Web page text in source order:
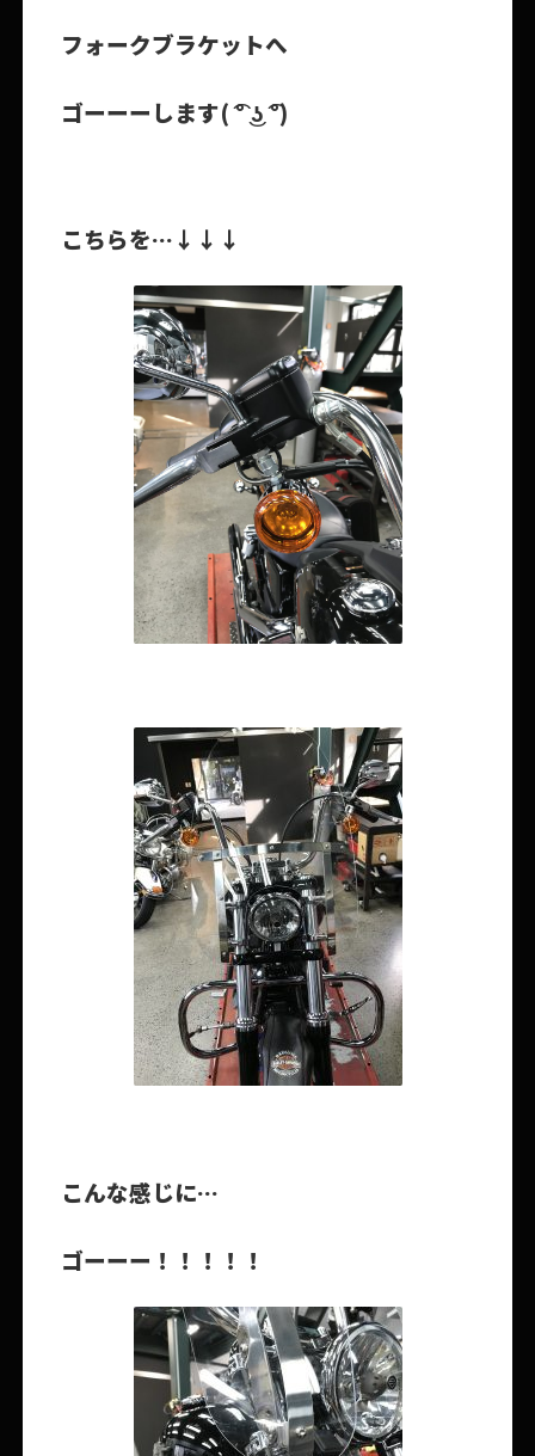
フォークブラケットへ
ゴーーーします( ͡° ͜ʖ ͡°)
こちらを…↓↓↓
こんな感じに…
ゴーーー！！！！！